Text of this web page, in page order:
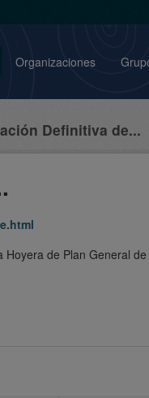
Organizaciones
Definitiva de...
de Plan General